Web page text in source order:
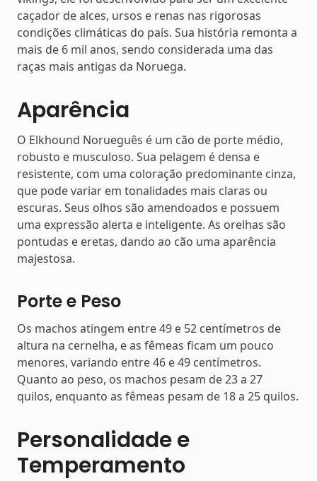
caçador de alces, ursos e renas nas rigorosas
condições climáticas do país. Sua história remonta a
mais de 6 mil anos, sendo considerada uma das
raças mais antigas da Noruega.
Aparência
O Elkhound Norueguês é um cão de porte médio,
robusto e musculoso. Sua pelagem é densa e
resistente, com uma coloração predominante cinza,
que pode variar em tonalidades mais claras ou
escuras. Seus olhos são amendoados e possuem
uma expressão alerta e inteligente. As orelhas são
pontudas e eretas, dando ao cão uma aparência
majestosa.
Porte e Peso
Os machos atingem entre 49 e 52 centímetros de
altura na cernelha, e as fêmeas ficam um pouco
menores, variando entre 46 e 49 centímetros.
Quanto ao peso, os machos pesam de 23 a 27
quilos, enquanto as fêmeas pesam de 18 a 25 quilos.
Personalidade e
Temperamento